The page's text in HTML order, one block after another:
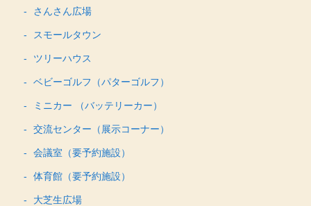
さんさん広場
スモールタウン
ツリーハウス
ベビーゴルフ（パターゴルフ）
ミニカー （バッテリーカー）
交流センター（展示コーナー）
会議室（要予約施設）
体育館（要予約施設）
大芝生広場